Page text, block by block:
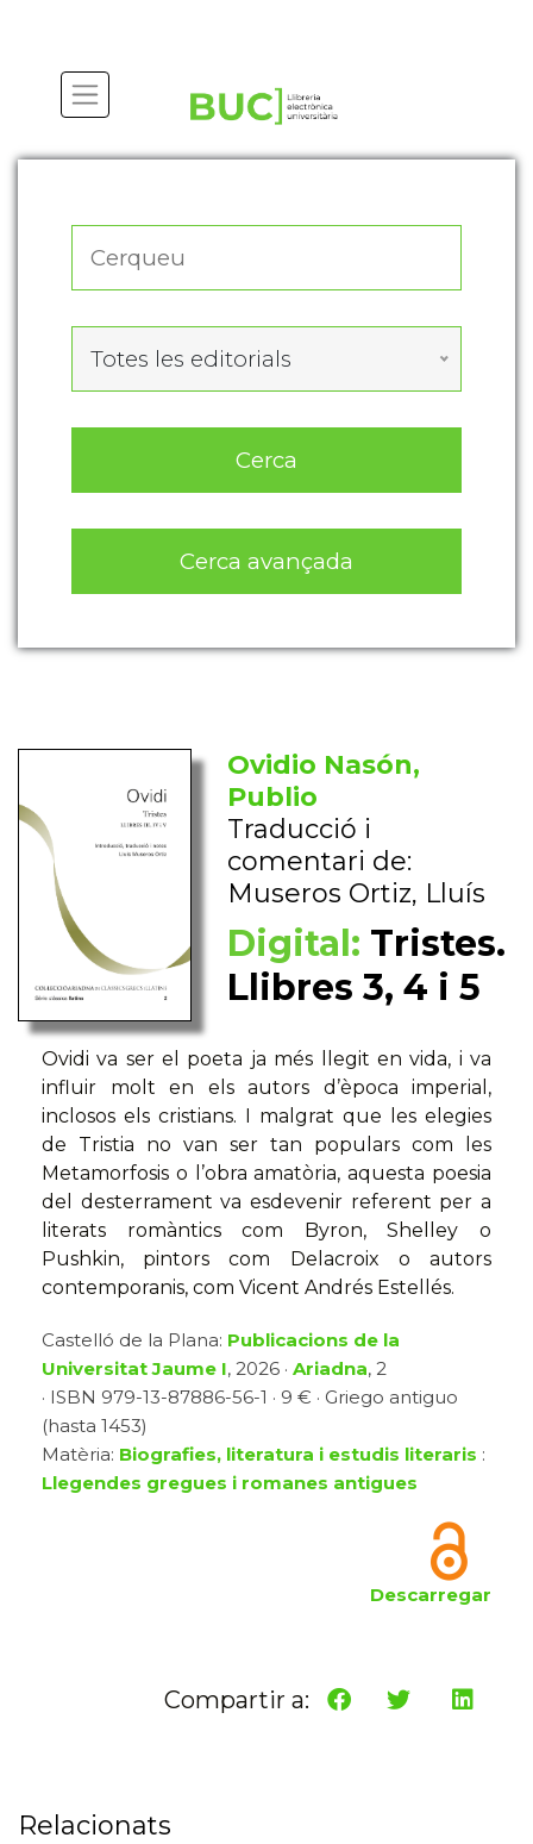
Totes les editorials
Cerca
Cerca avançada
Ovidio Nasón,
Publio
Traducció i
comentari de:
Museros Ortiz, Lluís
Digital: Tristes.
Llibres 3, 4 i 5
Ovidi va ser el poeta ja més llegit en vida, i va
influir molt en els autors d’època imperial,
inclosos els cristians. I malgrat que les elegies
de Tristia no van ser tan populars com les
Metamorfosis o l’obra amatòria, aquesta poesia
del desterrament va esdevenir referent per a
literats romàntics com Byron, Shelley o
Pushkin, pintors com Delacroix o autors
contemporanis, com Vicent Andrés Estellés.
Castelló de la Plana: Publicacions de la
Universitat Jaume I, 2026 · Ariadna, 2
· ISBN 979-13-87886-56-1 · 9 € · Griego antiguo
(hasta 1453)
Matèria: Biografies, literatura i estudis literaris :
Llegendes gregues i romanes antigues
Descarregar
Compartir a:
Relacionats